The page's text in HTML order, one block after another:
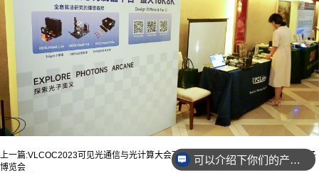
上一篇:VLCOC2023可见光通信与光计算大会下一篇:第十九届“中国光谷”国际光电子
博览会